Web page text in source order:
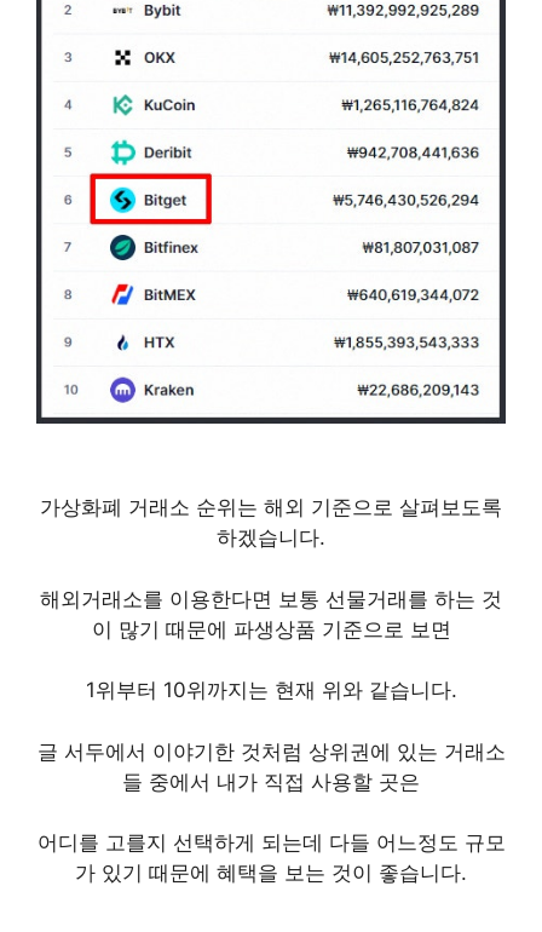
가상화폐 거래소 순위는 해외 기준으로 살펴보도록
하겠습니다.
해외거래소를 이용한다면 보통 선물거래를 하는 것
이 많기 때문에 파생상품 기준으로 보면
1위부터 10위까지는 현재 위와 같습니다.
글 서두에서 이야기한 것처럼 상위권에 있는 거래소
들 중에서 내가 직접 사용할 곳은
어디를 고를지 선택하게 되는데 다들 어느정도 규모
가 있기 때문에 혜택을 보는 것이 좋습니다.